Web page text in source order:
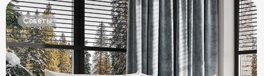
Кровати 120 х 200 с ящиками
Кровати 140 х 200 с ящиками
Кровати 160 х 200 с ящиками
Советы